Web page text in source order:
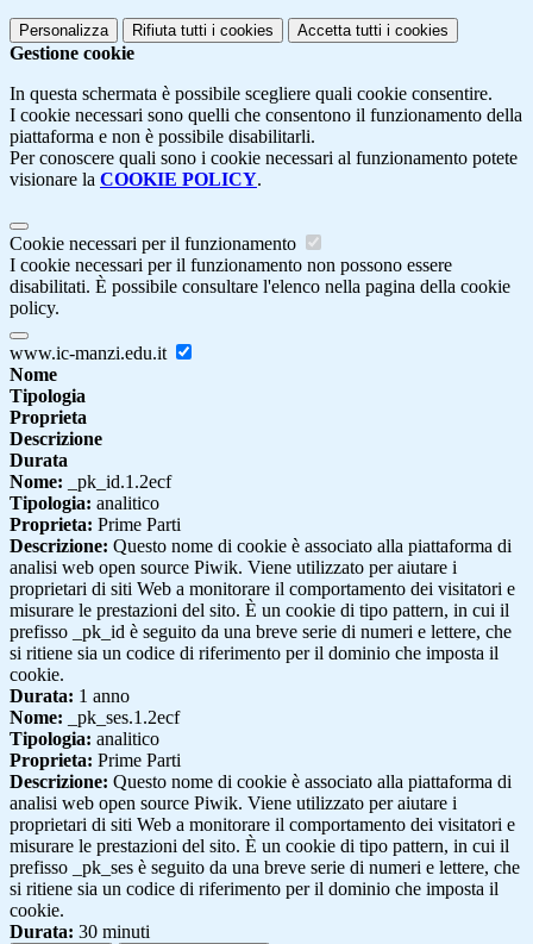
Personalizza Rifiuta tutti i cookies Accetta tutti i cookies
Gestione cookie
In questa schermata è possibile scegliere quali cookie consentire.
I cookie necessari sono quelli che consentono il funzionamento della
piattaforma e non è possibile disabilitarli.
Per conoscere quali sono i cookie necessari al funzionamento potete
visionare la COOKIE POLICY.
Cookie necessari per il funzionamento
I cookie necessari per il funzionamento non possono essere
disabilitati. È possibile consultare l'elenco nella pagina della cookie
policy.
www.ic-manzi.edu.it
Nome
Tipologia
Proprieta
Descrizione
Durata
Nome: _pk_id.1.2ecf
Tipologia: analitico
Proprieta: Prime Parti
Descrizione: Questo nome di cookie è associato alla piattaforma di
analisi web open source Piwik. Viene utilizzato per aiutare i
proprietari di siti Web a monitorare il comportamento dei visitatori e
misurare le prestazioni del sito. È un cookie di tipo pattern, in cui il
prefisso _pk_id è seguito da una breve serie di numeri e lettere, che
si ritiene sia un codice di riferimento per il dominio che imposta il
cookie.
Durata: 1 anno
Nome: _pk_ses.1.2ecf
Tipologia: analitico
Proprieta: Prime Parti
Descrizione: Questo nome di cookie è associato alla piattaforma di
analisi web open source Piwik. Viene utilizzato per aiutare i
proprietari di siti Web a monitorare il comportamento dei visitatori e
misurare le prestazioni del sito. È un cookie di tipo pattern, in cui il
prefisso _pk_ses è seguito da una breve serie di numeri e lettere, che
si ritiene sia un codice di riferimento per il dominio che imposta il
cookie.
Durata: 30 minuti